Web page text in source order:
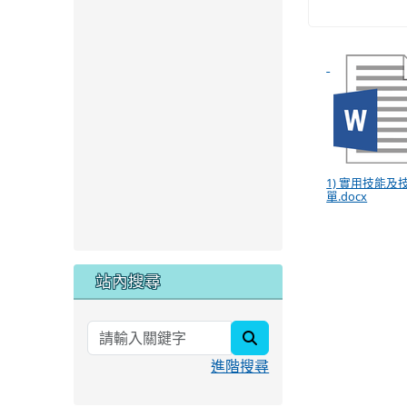
1) 實用技能及
單.docx
站內搜尋
進階搜尋